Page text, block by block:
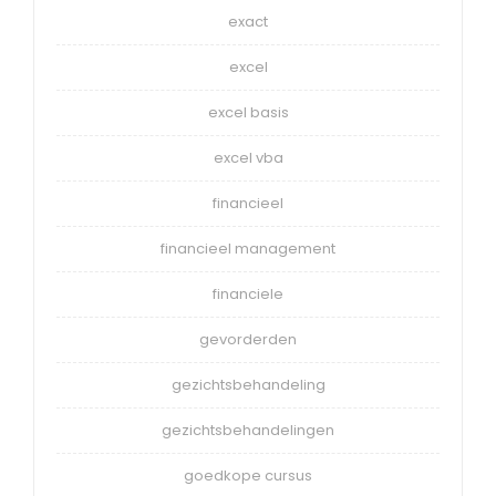
exact
excel
excel basis
excel vba
financieel
financieel management
financiele
gevorderden
gezichtsbehandeling
gezichtsbehandelingen
goedkope cursus